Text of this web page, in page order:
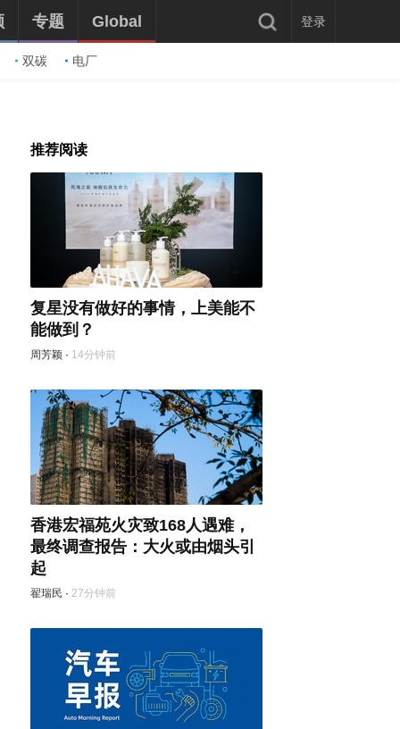
双碳 电厂
专题 Global 登录
推荐阅读
复星没有做好的事情，上美能不
能做到？
周芳颖 · 14分钟前
香港宏福苑火灾致168人遇难，
最终调查报告：大火或由烟头引
起
翟瑞民 · 27分钟前